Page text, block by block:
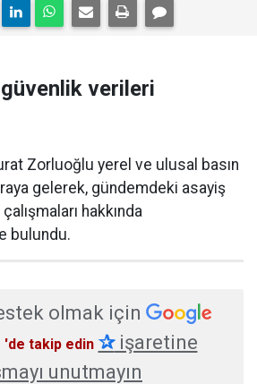
verileri
Zorluoğlu yerel ve ulusal basın
gelerek, gündemdeki asayiş
hakkında
bulundu.
olmak için
'de takip edin ✰işaretine
unutmayın